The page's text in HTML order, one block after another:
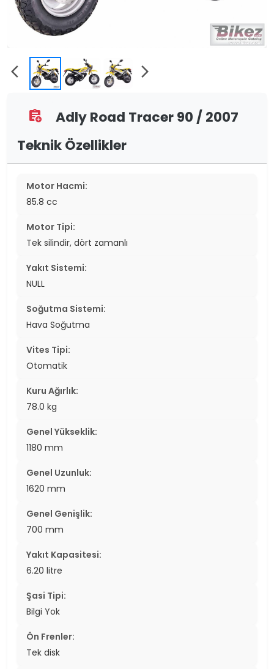
arrow_back_ios arrow_forward_ios
assignment_add
Adly Road Tracer 90 / 2007
Teknik Özellikler
Motor Hacmi:
85.8 cc
Motor Tipi:
Tek silindir, dört zamanlı
Yakıt Sistemi:
NULL
Soğutma Sistemi:
Hava Soğutma
Vites Tipi:
Otomatik
Kuru Ağırlık:
78.0 kg
Genel Yükseklik:
1180 mm
Genel Uzunluk:
1620 mm
Genel Genişlik:
700 mm
Yakıt Kapasitesi:
6.20 litre
Şasi Tipi:
Bilgi Yok
Ön Frenler:
Tek disk